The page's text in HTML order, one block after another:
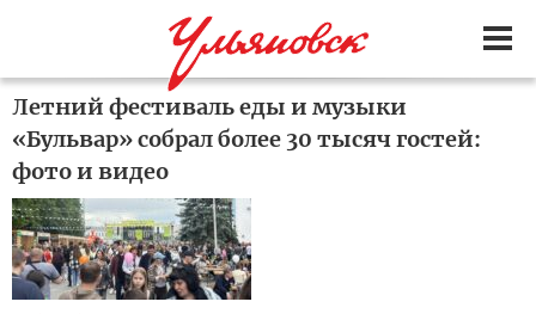
Летний фестиваль еды и музыки
«Бульвар» собрал более 30 тысяч гостей:
фото и видео